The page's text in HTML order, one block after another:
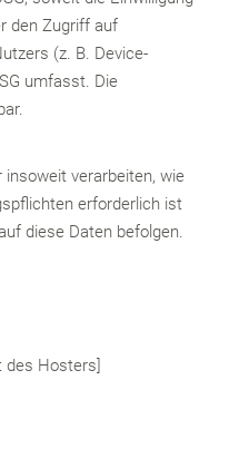
den Zugriff auf
(z. B. Device-
umfasst. Die
verarbeiten, wie
erforderlich ist
diese Daten befolgen.
des Hosters]